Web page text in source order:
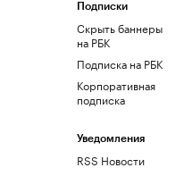
Подписки
Скрыть баннеры
на РБК
Подписка на РБК
Корпоративная
подписка
Уведомления
RSS Новости